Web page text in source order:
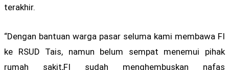
terakhir.
“Dengan bantuan warga pasar seluma kami membawa FI
ke RSUD Tais, namun belum sempat menemui pihak
rumah sakit,FI sudah menghembuskan nafas